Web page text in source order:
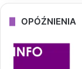
OPÓŹNIENIA